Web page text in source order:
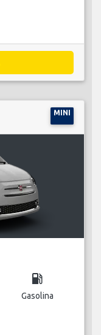
MINI
local_gas_station
Gasolina